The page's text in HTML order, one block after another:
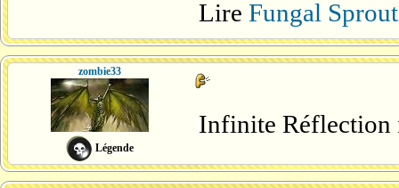
Lire Fungal
zombie33
Légende
Infinite Réflection